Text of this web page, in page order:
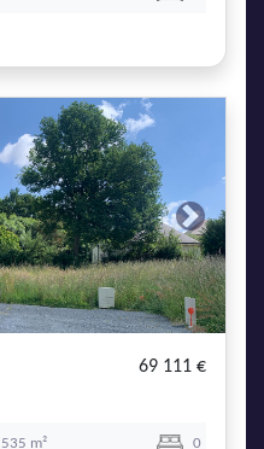
Next
69 111 €
535 m² 0